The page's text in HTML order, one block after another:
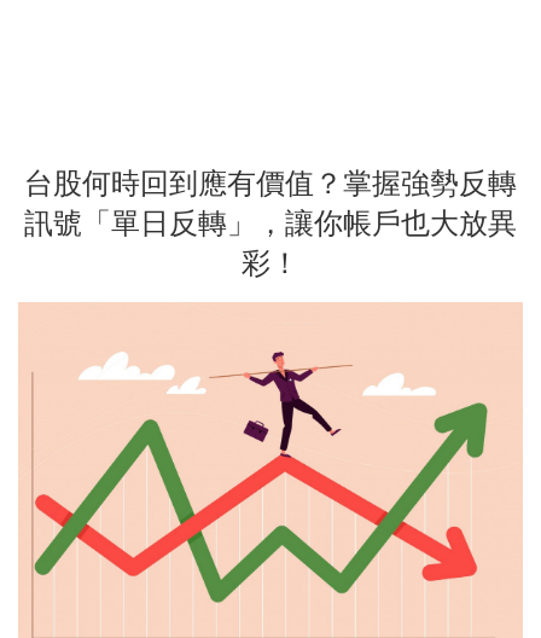
台股何時回到應有價值？掌握強勢反轉
訊號「單日反轉」，讓你帳戶也大放異
彩！